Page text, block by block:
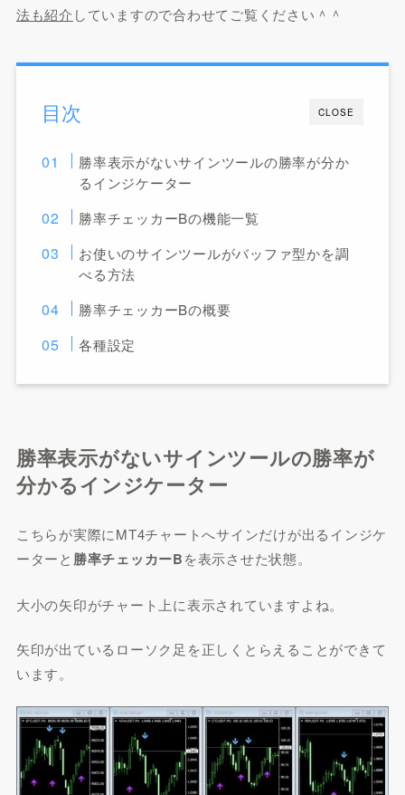
法も紹介 していますので合わせてご覧ください＾＾
CLOSE
目次
勝率表示がないサインツールの勝率が分か
るインジケーター
勝率チェッカーBの機能一覧
お使いのサインツールがバッファ型かを調
べる方法
勝率チェッカーBの概要
各種設定
勝率表示がないサインツールの勝率が
分かるインジケーター
こちらが実際にMT4チャートへサインだけが出るインジケ
ーターと 勝率チェッカーBを表示させた状態。
大小の矢印がチャート上に表示されていますよね。
矢印が出ているローソク足を正しくとらえることができて
います。